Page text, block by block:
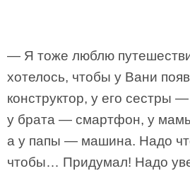
— Я тоже люблю
хотелось, чтобы у Вани
конструктор, у его сестры —
у брата — смартфон, у
а у папы — машина. Надо
чтобы… Придумал! Надо